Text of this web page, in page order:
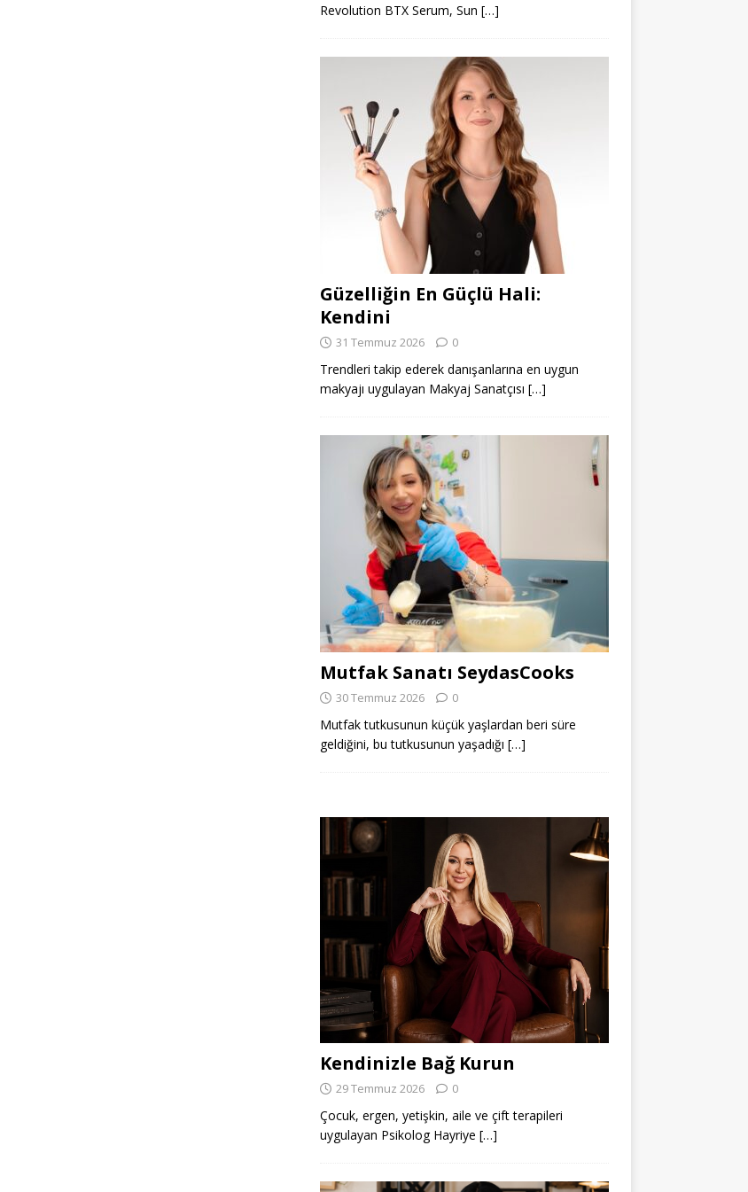
Revolution BTX Serum, Sun […]
Güzelliğin En Güçlü Hali:
Kendini
31 Temmuz 2026 0
Trendleri takip ederek danışanlarına en uygun
makyajı uygulayan Makyaj Sanatçısı […]
Mutfak Sanatı SeydasCooks
30 Temmuz 2026 0
Mutfak tutkusunun küçük yaşlardan beri süre
geldiğini, bu tutkusunun yaşadığı […]
Kendinizle Bağ Kurun
29 Temmuz 2026 0
Çocuk, ergen, yetişkin, aile ve çift terapileri
uygulayan Psikolog Hayriye […]